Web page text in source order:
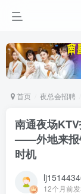
首页 夜总会招聘
南通夜场
——外地来报
时机
12个月前